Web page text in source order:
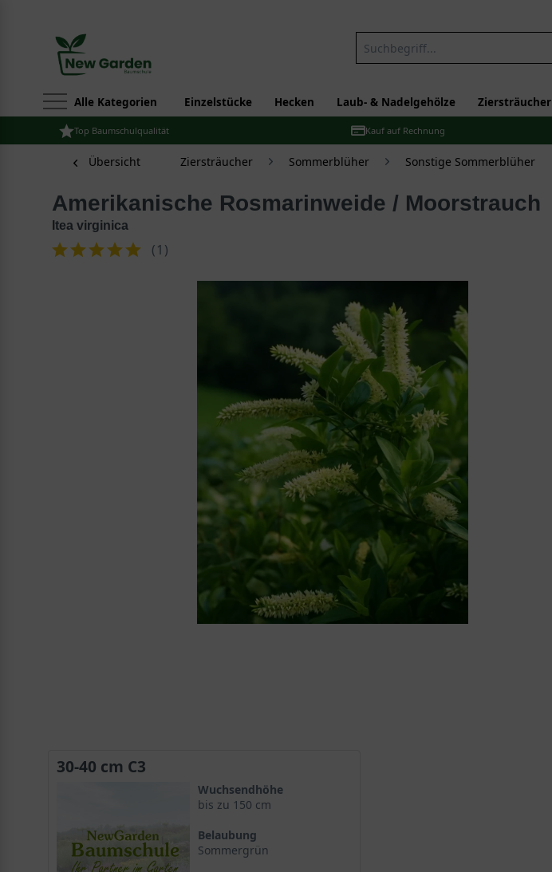
Alle Kategorien Einzelstücke Hecken Laub- & Nadelgehölze Ziersträucher
Top Baumschulqualität Kauf auf Rechnung
Übersicht Ziersträucher Sommerblüher Sonstige Sommerblüher
Amerikanische Rosmarinweide / Moorstrauch
Itea virginica
(1 )
30-40 cm C3
Wuchsendhöhe
bis zu 150 cm
Belaubung
Sommergrün